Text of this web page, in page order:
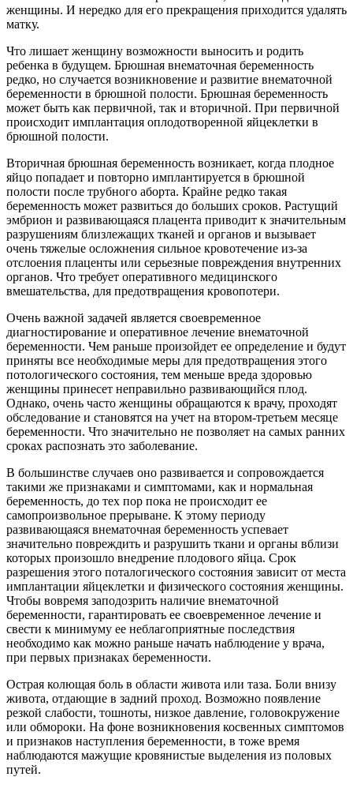
женщины. И нередко для его прекращения приходится удалять
матку.
Что лишает женщину возможности выносить и родить
ребенка в будущем. Брюшная внематочная беременность
редко, но случается возникновение и развитие внематочной
беременности в брюшной полости. Брюшная беременность
может быть как первичной, так и вторичной. При первичной
происходит имплантация оплодотворенной яйцеклетки в
брюшной полости.
Вторичная брюшная беременность возникает, когда плодное
яйцо попадает и повторно имплантируется в брюшной
полости после трубного аборта. Крайне редко такая
беременность может развиться до больших сроков. Растущий
эмбрион и развивающаяся плацента приводит к значительным
разрушениям близлежащих тканей и органов и вызывает
очень тяжелые осложнения сильное кровотечение из-за
отслоения плаценты или серьезные повреждения внутренних
органов. Что требует оперативного медицинского
вмешательства, для предотвращения кровопотери.
Очень важной задачей является своевременное
диагностирование и оперативное лечение внематочной
беременности. Чем раньше произойдет ее определение и будут
приняты все необходимые меры для предотвращения этого
потологического состояния, тем меньше вреда здоровью
женщины принесет неправильно развивающийся плод.
Однако, очень часто женщины обращаются к врачу, проходят
обследование и становятся на учет на втором-третьем месяце
беременности. Что значительно не позволяет на самых ранних
сроках распознать это заболевание.
В большинстве случаев оно развивается и сопровождается
такими же признаками и симптомами, как и нормальная
беременность, до тех пор пока не происходит ее
самопроизвольное прерыване. К этому периоду
развивающаяся внематочная беременность успевает
значительно повреждить и разрушить ткани и органы вблизи
которых произошло внедрение плодового яйца. Срок
разрешения этого поталогического состояния зависит от места
имплантации яйцеклетки и физического состояния женщины.
Чтобы вовремя заподозрить наличие внематочной
беременности, гарантировать ее своевременное лечение и
свести к минимуму ее неблагоприятные последствия
необходимо как можно раньше начать наблюдение у врача,
при первых признаках беременности.
Острая колющая боль в области живота или таза. Боли внизу
живота, отдающие в задний проход. Возможно появление
резкой слабости, тошноты, низкое давление, головокружение
или обмороки. На фоне возникновения косвенных симптомов
и признаков наступления беременности, в тоже время
наблюдаются мажущие кровянистые выделения из половых
путей.